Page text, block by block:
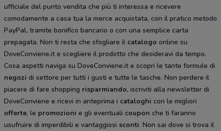
ufficiale del punto vendita che più ti interessa e ricevere
comodamente a casa tua la merce acquistata, con il pratico metodo
PayPal, tramite bonifico bancario o con una semplice carta
prepagata. Non ti resta che sfogliare il catalogo online su
DoveConviene.it e scegliere il prodotto che desideravi da tempo.
Cosa aspetti naviga su DoveConviene.it e scopri le tante formule di
negozi di settore per tutti i gusti e tutte le tasche. Non perdere il
piacere di fare shopping risparmiando, iscriviti alla newsletter di
DoveConviene e ricevi in anteprima i cataloghi con le migliori
offerte, le promozioni e gli eventuali coupon che ti faranno
usufruire di imperdibili e vantaggiosi sconti. Non sai dove si trova il